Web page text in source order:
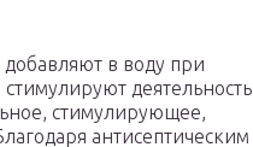
в воду при
деятельность
стимулирующее,
антисептическим